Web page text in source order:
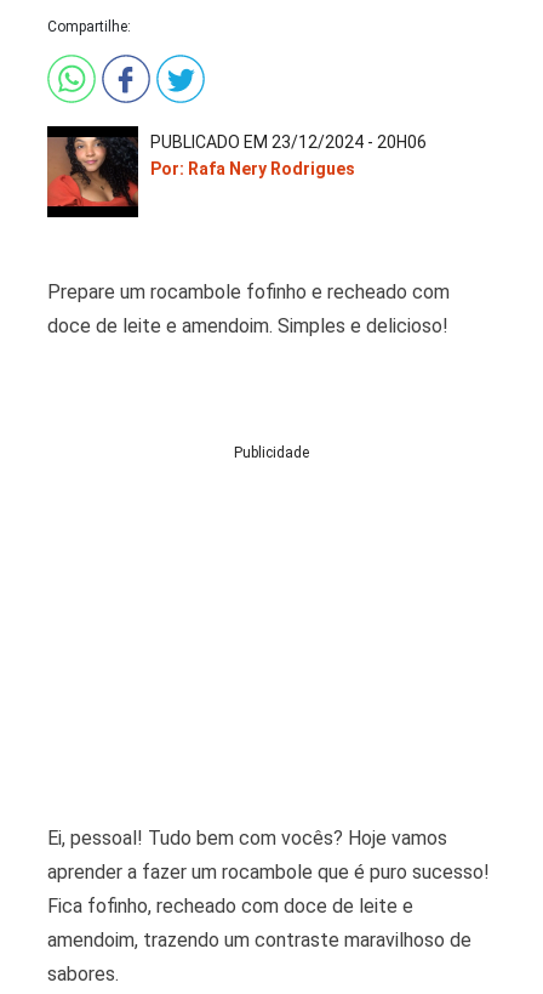
Compartilhe:
PUBLICADO EM 23/12/2024 - 20H06
Por: Rafa Nery Rodrigues
Prepare um rocambole fofinho e recheado com
doce de leite e amendoim. Simples e delicioso!
Publicidade
Ei, pessoal! Tudo bem com vocês? Hoje vamos
aprender a fazer um rocambole que é puro sucesso!
Fica fofinho, recheado com doce de leite e
amendoim, trazendo um contraste maravilhoso de
sabores.